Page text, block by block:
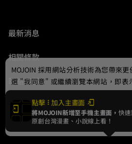
最新消息
相關條款
聯絡我們
© 2024 gamania Digital
點擊 加入主畫面
將MOJOIN新增至手機主畫面，快速
原創台灣漫畫、小說線上看！
MOJOIN 採用網站分析技術為您帶來
選 "我同意" 或繼續瀏覽本網站，即表
Cookie，欲瞭解更多資訊請見隱私權政
我同意